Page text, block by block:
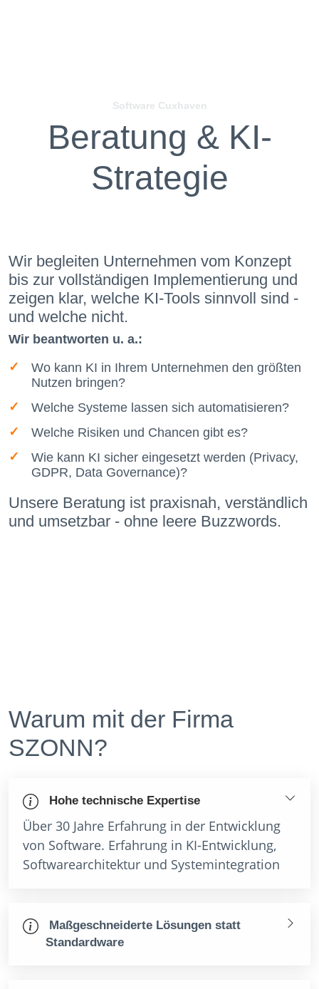
Software Cuxhaven
Beratung & KI-
Strategie
Wir begleiten Unternehmen vom Konzept
bis zur vollständigen Implementierung und
zeigen klar, welche KI-Tools sinnvoll sind -
und welche nicht.
Wir beantworten u. a.:
Wo kann KI in Ihrem Unternehmen den größten
Nutzen bringen?
Welche Systeme lassen sich automatisieren?
Welche Risiken und Chancen gibt es?
Wie kann KI sicher eingesetzt werden (Privacy,
GDPR, Data Governance)?
Unsere Beratung ist praxisnah, verständlich
und umsetzbar - ohne leere Buzzwords.
Warum mit der Firma
SZONN?
Hohe technische Expertise
Über 30 Jahre Erfahrung in der Entwicklung
von Software. Erfahrung in KI-Entwicklung,
Softwarearchitektur und Systemintegration
Maßgeschneiderte Lösungen statt
Standardware